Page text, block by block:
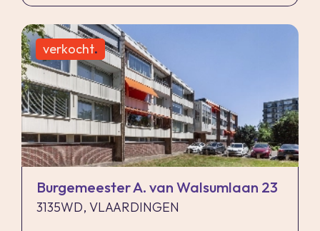
verkocht.
Burgemeester A. van Walsumlaan 23
3135WD, VLAARDINGEN